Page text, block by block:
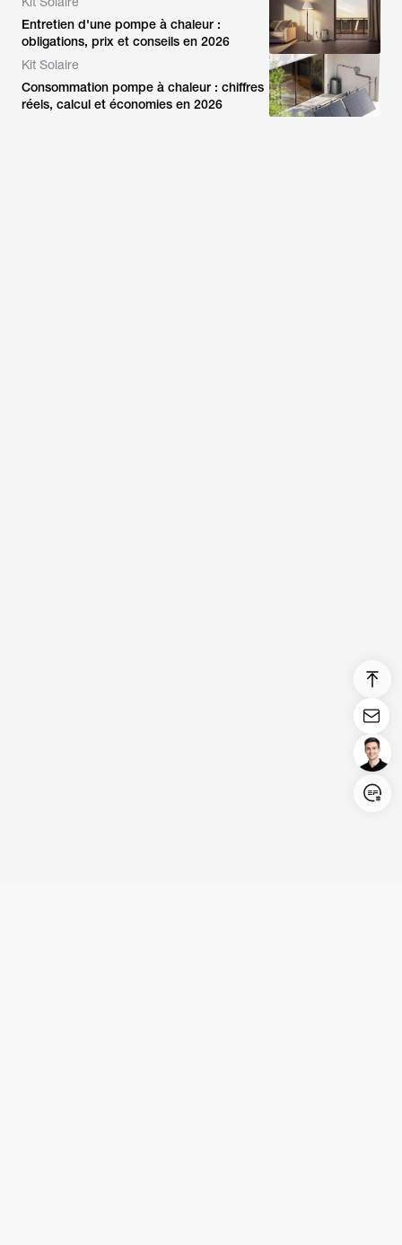
Entretien d'une pompe à chaleur :
obligations, prix et conseils en 2026
Kit Solaire
Consommation pompe à chaleur : chiffres
réels, calcul et économies en 2026